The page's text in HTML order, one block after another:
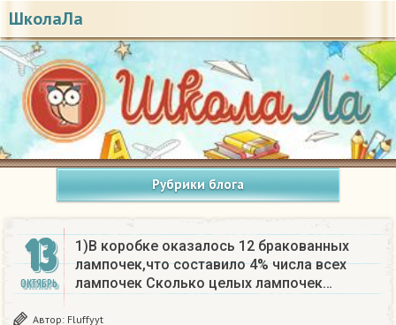
ШколаЛа
Рубрики блога
13
ОКТЯБРЬ
1)В коробке оказалось 12 бракованных
лампочек,что составило 4% числа всех
лампочек Сколько целых лампочек…
Автор: Fluffyyt